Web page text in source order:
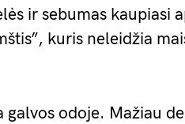
ir sebumas kaupiasi
kuris neleidžia
galvos odoje. Mažiau